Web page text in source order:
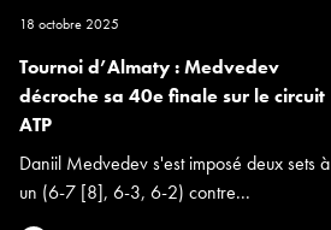
18 octobre 2025
Tournoi d’Almaty : Medvedev
décroche sa 40e finale sur le circuit
ATP
Daniil Medvedev s'est imposé deux sets à
un (6-7 [8], 6-3, 6-2) contre...